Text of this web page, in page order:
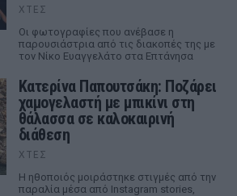
ΧΤΕΣ
Οι φωτογραφίες που ανέβασε η
παρουσιάστρια από τις διακοπές της με
τον Νίκο Ευαγγελάτο στα Επτάνησα
Κατερίνα Παπουτσάκη: Ποζάρει
χαμογελαστή με μπικίνι στη
θάλασσα σε καλοκαιρινή
διάθεση
ΧΤΕΣ
Η ηθοποιός μοιράστηκε στιγμές από την
παραλία μέσα από Instagram stories,